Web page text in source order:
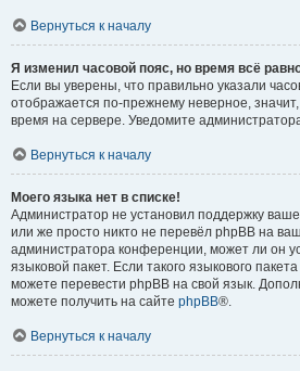
Вернуться к началу
Я изменил часовой пояс, но время всё
Если вы уверены, что правильно указали
отображается по-прежнему неверное,
время на сервере. Уведомите
Вернуться к началу
Моего языка нет в списке!
Администратор не установил поддержку
или же просто никто не перевёл phpBB на
администратора конференции, может ли он
языковой пакет. Если такого языкового
можете перевести phpBB на свой язык.
можете получить на сайте phpBB®.
Вернуться к началу